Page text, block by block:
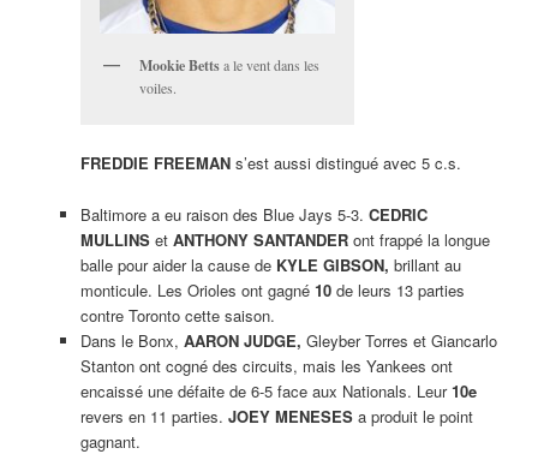
Mookie Bettsa le vent dans les
voiles.
FREDDIE FREEMANs’est aussi distingué avec 5 c.s.
Baltimore a eu raison des Blue Jays 5-3. CEDRIC
MULLINSet ANTHONY SANTANDERont frappé la longue
balle pour aider la cause de KYLE GIBSON, brillant au
monticule. Les Orioles ont gagné 10de leurs 13 parties
contre Toronto cette saison.
Dans le Bonx, AARON JUDGE, Gleyber Torres et Giancarlo
Stanton ont cogné des circuits, mais les Yankees ont
encaissé une défaite de 6-5 face aux Nationals. Leur10e
revers en 11 parties. JOEY MENESESa produit le point
gagnant.